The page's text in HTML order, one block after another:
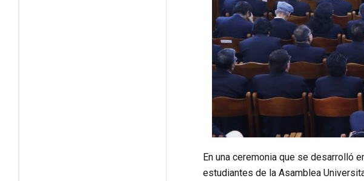
En una ceremonia que se desarrolló
estudiantes de la Asamblea